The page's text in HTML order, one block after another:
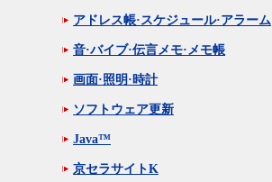
アドレス帳·スケジュール·アラーム
音·バイブ·伝言メモ·メモ帳
画面·照明·時計
ソフトウェア更新
Java™
京セラサイトK